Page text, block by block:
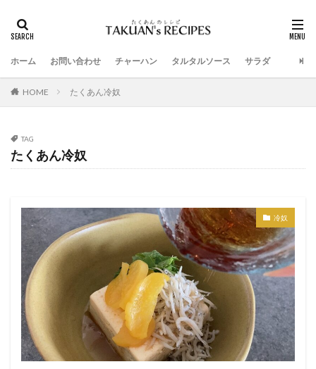
ホーム お問い合わせ チャーハン タルタルソース サラダ
HOME たくあん冷奴
TAG
たくあん冷奴
冷奴